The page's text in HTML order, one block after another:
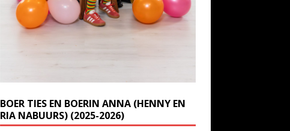
BOER TIES EN BOERIN ANNA (HENNY EN
RIA NABUURS) (2025-2026)